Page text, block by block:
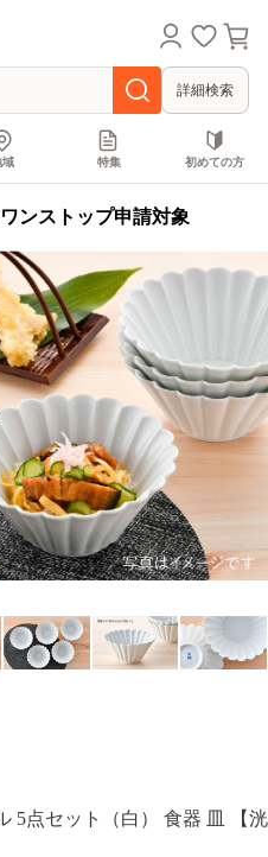
詳細検索
域 特集 初めての方
ンストップ申請対象